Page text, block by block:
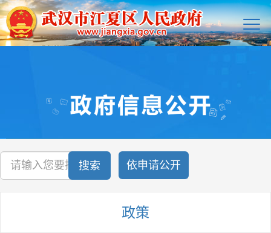
搜索 依申请公开
政策